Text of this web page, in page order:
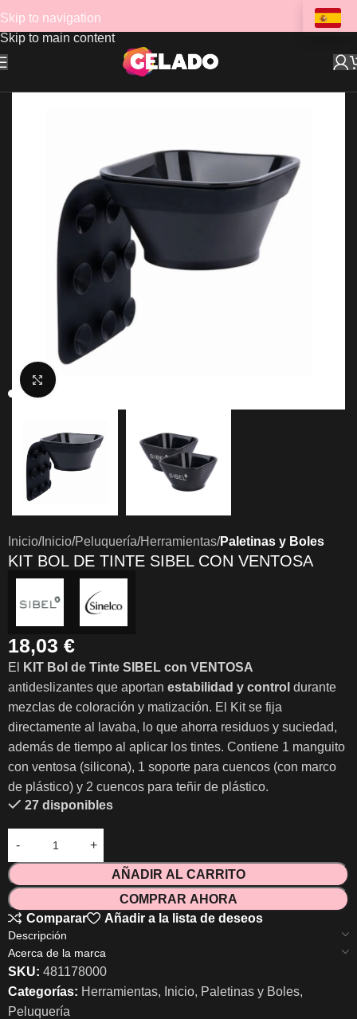
Skip to navigation
Skip to main content
Clic para ampliar
Inicio Inicio Peluquería Herramientas Paletinas y Boles
KIT BOL DE TINTE SIBEL CON VENTOSA
18,03 €
El
KIT Bol de Tinte SIBEL con VENTOSA
antideslizantes que aportan estabilidad y control durante
mezclas de coloración y matización. El Kit se fija
directamente al lavaba, lo que ahorra residuos y suciedad,
además de tiempo al aplicar los tintes. Contiene 1 manguito
con ventosa (silicona), 1 soporte para cuencos (con marco
de plástico) y 2 cuencos para teñir de plástico.
27 disponibles
AÑADIR AL CARRITO
COMPRAR AHORA
Comparar
Añadir a la lista de deseos
Descripción
Acerca de la marca
SKU: 481178000
Categorías: Herramientas, Inicio, Paletinas y Boles,
Peluquería